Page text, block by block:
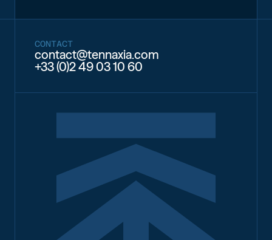
CONTACT
contact@tennaxia.com
+33 (0)2 49 03 10 60